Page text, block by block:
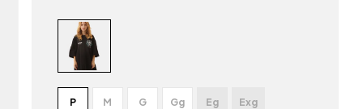
P M G Gg Eg Exg